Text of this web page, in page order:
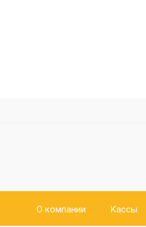
О компании Кассы